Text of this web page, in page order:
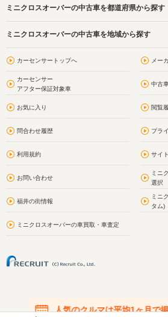
ミニクロスオーバーの中古車を都道府県から探す
ミニクロスオーバーの中古車を地域から探す
カーセンサートップへ メー
カーセンサー
アフター保証対象車
中古
お気に入り 閲覧
問合わせ履歴 プラ
利用規約 サイ
お問い合わせ
ミニ
選択
福井の街情報
ミニ
タム)
ミニクロスオーバーの車買取・車査定
人気のクルマは平均1ヶ月で